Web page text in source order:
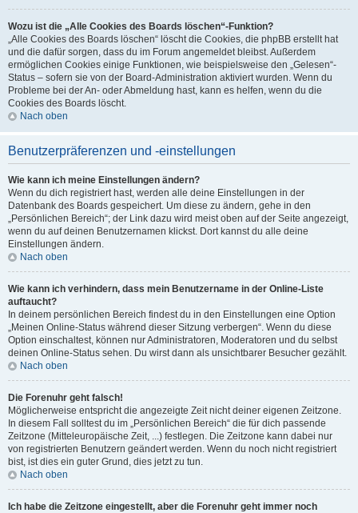
Wozu ist die „Alle Cookies des Boards löschen“-Funktion?
„Alle Cookies des Boards löschen“ löscht die Cookies, die phpBB erstellt hat
und die dafür sorgen, dass du im Forum angemeldet bleibst. Außerdem
ermöglichen Cookies einige Funktionen, wie beispielsweise den „Gelesen“-
Status – sofern sie von der Board-Administration aktiviert wurden. Wenn du
Probleme bei der An- oder Abmeldung hast, kann es helfen, wenn du die
Cookies des Boards löscht.
Nach oben
Benutzerpräferenzen und -einstellungen
Wie kann ich meine Einstellungen ändern?
Wenn du dich registriert hast, werden alle deine Einstellungen in der
Datenbank des Boards gespeichert. Um diese zu ändern, gehe in den
„Persönlichen Bereich“; der Link dazu wird meist oben auf der Seite angezeigt,
wenn du auf deinen Benutzernamen klickst. Dort kannst du alle deine
Einstellungen ändern.
Nach oben
Wie kann ich verhindern, dass mein Benutzername in der Online-Liste
auftaucht?
In deinem persönlichen Bereich findest du in den Einstellungen eine Option
„Meinen Online-Status während dieser Sitzung verbergen“. Wenn du diese
Option einschaltest, können nur Administratoren, Moderatoren und du selbst
deinen Online-Status sehen. Du wirst dann als unsichtbarer Besucher gezählt.
Nach oben
Die Forenuhr geht falsch!
Möglicherweise entspricht die angezeigte Zeit nicht deiner eigenen Zeitzone.
In diesem Fall solltest du im „Persönlichen Bereich“ die für dich passende
Zeitzone (Mitteleuropäische Zeit, ...) festlegen. Die Zeitzone kann dabei nur
von registrierten Benutzern geändert werden. Wenn du noch nicht registriert
bist, ist dies ein guter Grund, dies jetzt zu tun.
Nach oben
Ich habe die Zeitzone eingestellt, aber die Forenuhr geht immer noch